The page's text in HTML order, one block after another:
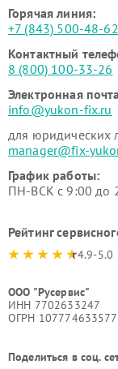
Горячая линия:
+7 (843) 500-48-62
Контактный
8 (800) 100-33-26
Электронная
info@yukon-fix.ru
для юридических
manager@fix-
График работы:
ПН-ВСК с 9:00 до
Рейтинг
4.9-5.0
ООО "Русервис"
ИНН 7702633247
ОГРН
Поделиться в соц.